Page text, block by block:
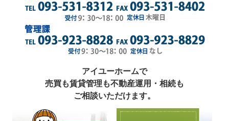
アイユーホームで
売買も賃貸管理も不動産運用・相続も
ご相談いただけます。